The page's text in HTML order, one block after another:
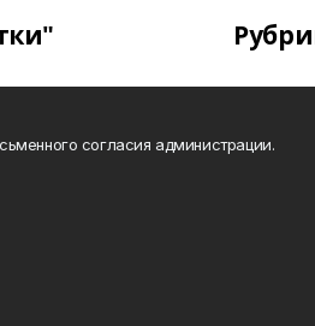
согласия администрации.